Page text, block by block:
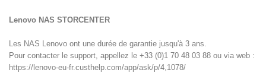
Lenovo NAS STORCENTER
Les NAS Lenovo ont une durée de garantie jusqu'à 3 ans.
Pour contacter le support, appellez le +33 (0)1 70 48 03 88 ou via web :
https://lenovo-eu-fr.custhelp.com/app/ask/p/4,1078/